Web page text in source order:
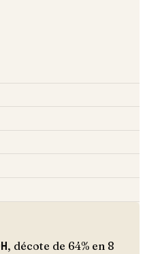
, décote de 64% en 8